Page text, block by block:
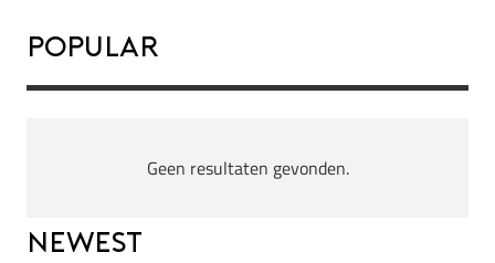
Popular
Geen resultaten gevonden.
Newest